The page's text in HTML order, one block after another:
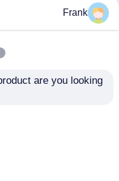
Frank
are you looking